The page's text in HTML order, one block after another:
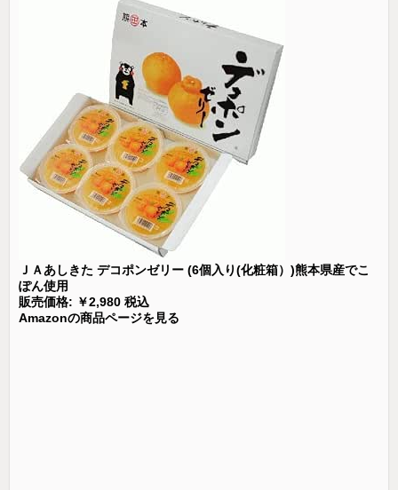
ＪＡあしきた デコポンゼリー (6個入り(化粧箱）)熊本県産でこ
ぽん使用
販売価格: ￥2,980 税込
Amazonの商品ページを見る